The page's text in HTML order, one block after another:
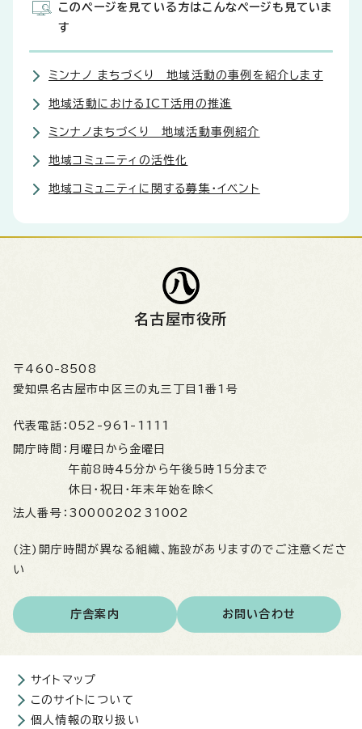
このページを見ている方はこんなページも見ていま
す
ミンナノ まちづくり 地域活動の事例を紹介します
地域活動におけるICT活用の推進
ミンナノまちづくり 地域活動事例紹介
地域コミュニティの活性化
地域コミュニティに関する募集・イベント
名古屋市役所
〒460-8508
愛知県名古屋市中区三の丸三丁目1番1号
代表電話： 052-961-1111
開庁時間： 月曜日から金曜日
午前8時45分から午後5時15分まで
休日・祝日・年末年始を除く
法人番号： 3000020231002
(注)開庁時間が異なる組織、施設がありますのでご注意くださ
い
庁舎案内 お問い合わせ
サイトマップ
このサイトについて
個人情報の取り扱い